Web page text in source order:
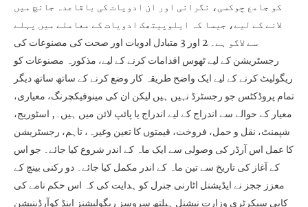
کو جامع چوکسی، نگرانی اور ان ادویات کی باقاعدہ جانچ میں
لانے کے لیے، جیسا کہ ایلوپیتھک ادویات کے معاملے میں پہلے
سے لاگو ہے۔ 2 اور 3 متبادل ادویات اور صحت کی مصنوعات کی
رجسٹریشن کے لیے ٹھوس اقدامات کرنے کے لیے، مذکورہ مصنوعات کو
ریگولیٹ کرنے کے لیے ایک واضح طریقہ کار وضع کرنے کے ساتھ ساتھ دیگر
تمام پروڈکٹس جو رجسٹرڈ نہیں ہیں لیکن ان کی مینوفیکچرنگ، معیاری،
معیار کے حوالے سے اندراج کے لیے اندراج یا پائپ لائن میں ہیں۔, اسٹوریج،
شپمنٹ، نقل و حمل، فروخت، قیمتوں کا تعین وغیرہ، تاہم، رجسٹریشن
کا عمل اس آرڈر کی وصولی سے ایک ماہ کے اندر شروع کیا جائے۔ جو اس
کے آغاز کی تاریخ سے تین ماہ کے اندر مکمل کیا جائے۔ دو رکنی بینچ کے
معزز ججز نے ایڈیشنل اٹارنی جنرل کو ہدایت کی کہ اس حکم نامے کی
کاپی سیکرٹری وزارت نیشنل ہیلتھ سروسز ریگولیشنز اینڈ کوآرڈینیشن